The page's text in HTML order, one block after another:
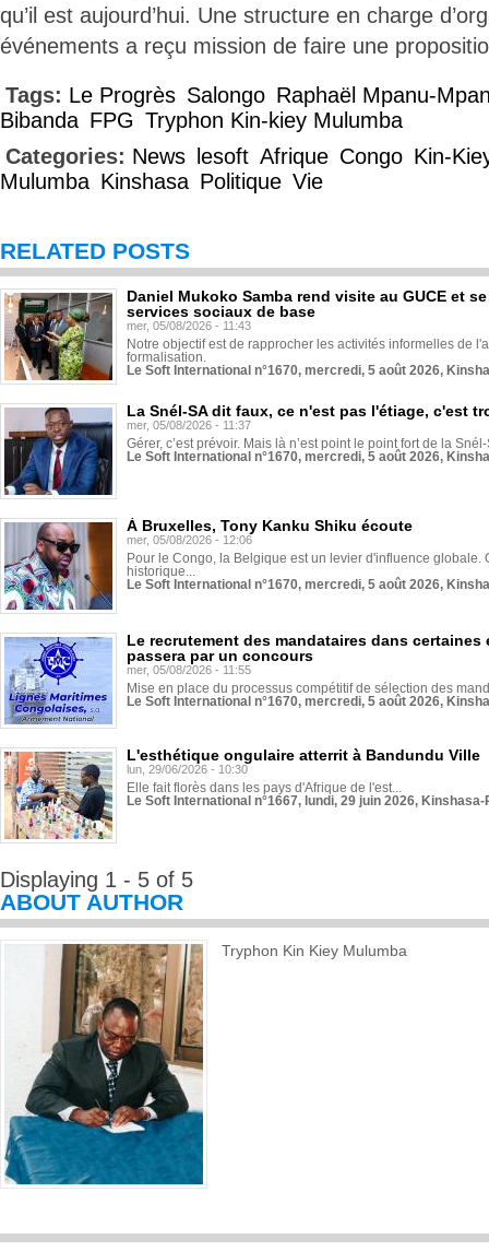
qu’il est aujourd’hui. Une structure en charge
événements a reçu mission de faire une
Tags: Le Progrès Salongo Raphaël Mpanu-
Bibanda FPG Tryphon Kin-kiey Mulumba
Categories: News lesoft Afrique Congo Kin-
Mulumba Kinshasa Politique Vie
RELATED POSTS
Daniel Mukoko Samba rend visite au GUCE et
services sociaux de base
mer, 05/08/2026 - 11:43
Notre objectif est de rapprocher les activités informelles de
formalisation.
Le Soft International n°1670, mercredi, 5 août 2026,
La Snél-SA dit faux, ce n'est pas l'étiage, c'est
mer, 05/08/2026 - 11:37
Gérer, c’est prévoir. Mais là n’est point le point fort de la
Le Soft International n°1670, mercredi, 5 août 2026,
À Bruxelles, Tony Kanku Shiku écoute
mer, 05/08/2026 - 12:06
Pour le Congo, la Belgique est un levier d'influence globale.
historique...
Le Soft International n°1670, mercredi, 5 août 2026,
Le recrutement des mandataires dans
passera par un concours
mer, 05/08/2026 - 11:55
Mise en place du processus compétitif de sélection des
Le Soft International n°1670, mercredi, 5 août 2026,
L'esthétique ongulaire atterrit à Bandundu Ville
lun, 29/06/2026 - 10:30
Elle fait florès dans les pays d'Afrique de l'est...
Le Soft International n°1667, lundi, 29 juin 2026,
Displaying 1 - 5 of 5
ABOUT AUTHOR
Tryphon Kin Kiey Mulumba